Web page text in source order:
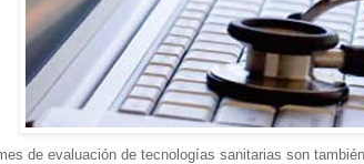
de evaluación de tecnologías sanitarias son